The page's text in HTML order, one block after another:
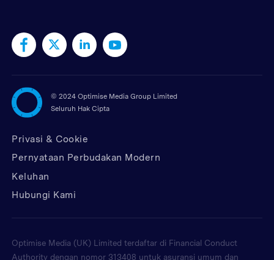
© 2024 Optimise Media Group Limited
Seluruh Hak Cipta
Privasi & Cookie
Pernyataan Perbudakan Modern
Keluhan
Hubungi Kami
Optimise Media (UK) Limited terdaftar di Financial Conduct
Authority dengan nomor 313408 untuk asuransi umum dan